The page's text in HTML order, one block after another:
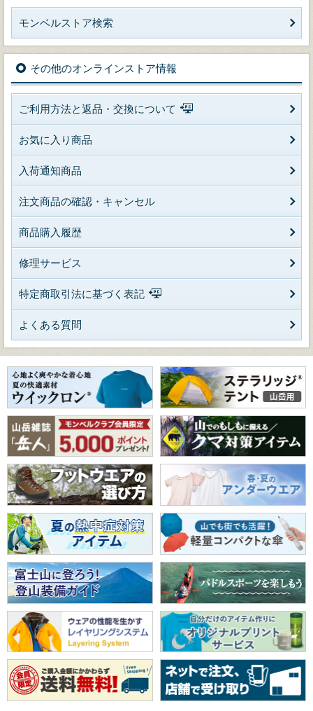
モンベルストア検索
その他のオンラインストア情報
ご利用方法と返品・交換について
お気に入り商品
入荷通知商品
注文商品の確認・キャンセル
商品購入履歴
修理サービス
特定商取引法に基づく表記
よくある質問